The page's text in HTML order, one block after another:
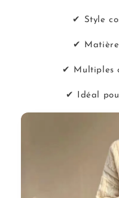
✔ Style
✔
✔ Multiples
✔ Idéal